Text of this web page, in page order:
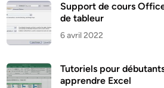
Support de cours
de tableur
6 avril 2022
Tutoriels pour
apprendre Excel